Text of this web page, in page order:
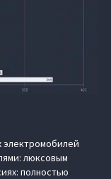
электромобилей
люксовым
полностью